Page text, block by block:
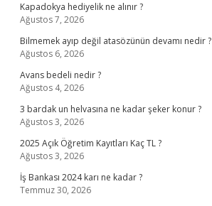
Kapadokya hediyelik ne alınır ?
Ağustos 7, 2026
Bilmemek ayıp değil atasözünün devamı nedir ?
Ağustos 6, 2026
Avans bedeli nedir ?
Ağustos 4, 2026
3 bardak un helvasına ne kadar şeker konur ?
Ağustos 3, 2026
2025 Açık Öğretim Kayıtları Kaç TL ?
Ağustos 3, 2026
İş Bankası 2024 karı ne kadar ?
Temmuz 30, 2026